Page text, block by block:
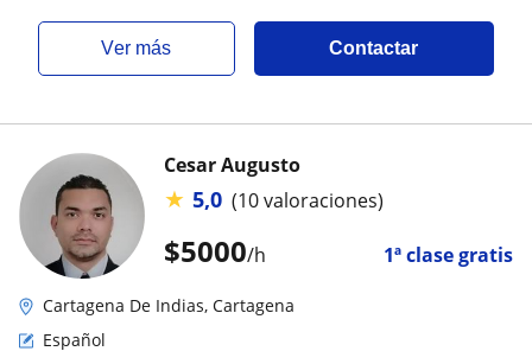
ver más Contactar
$5000/h 1ª clase gratis
Cesar Augusto
★ 5,0 (10 valoraciones)
Cartagena De Indias, Cartagena
Español